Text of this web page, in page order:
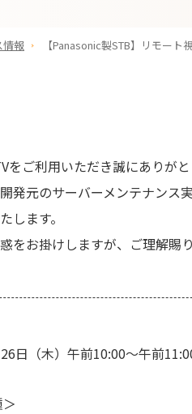
情報 【Panasonic製STB】リモー
をご利用いただき誠にありがと
発元のサーバーメンテナンス
します。
をお掛けしますが、ご理解賜
日（木）午前10:00～午前